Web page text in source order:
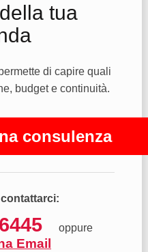
tua
di capire quali
budget e continuità.
consulenza
oppure
Email